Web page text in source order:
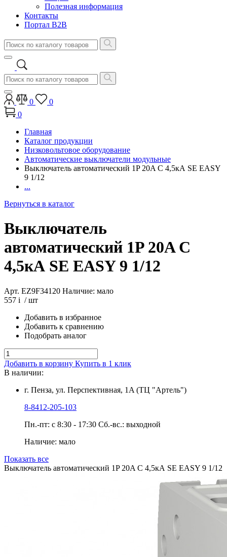
Полезная информация
Контакты
Портал B2B
0
0
0
Главная
Каталог продукции
Низковольтовое оборудование
Автоматические выключатели модульные
Выключатель автоматический 1P 20A C 4,5кА SE EASY
9 1/12
...
Вернуться в каталог
Выключатель
автоматический 1P 20A C
4,5кА SE EASY 9 1/12
Арт. EZ9F34120 Наличие: мало
557 i / шт
Добавить в избранное
Добавить к сравнению
Подобрать аналог
Добавить в корзину Купить в 1 клик
В наличии:
г. Пенза, ул. Перспективная, 1A (ТЦ "Артель")
8-8412-205-103
Пн.-пт: с 8:30 - 17:30 Сб.-вс.: выходной
Наличие: мало
Показать все
Выключатель автоматический 1P 20A C 4,5кА SE EASY 9 1/12